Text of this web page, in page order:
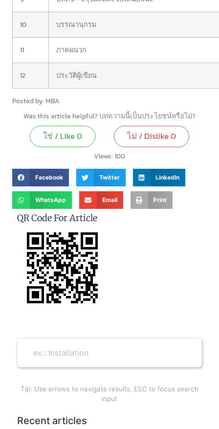
10 บรรณานุกรม
11 ภาคผนวก
12 ประวัติผู้เขียน
Posted by: MBA
Was this article helpful? บทความนี้เป็นประโยชน์หรือไม่?
ใช่ / Like0 ไม่ / Dislike0
Views:100
Facebook Twitter LinkedIn
WhatsApp Email Print
QR Code For Article
Tip: Use arrows to navigate results, ESC to focus search
input
Recent articles